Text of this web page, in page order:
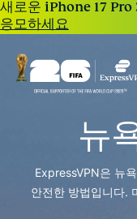
새로운 iPhone 17
응모하세요
뉴
ExpressVPN은 뉴
안전한 방법입니다.